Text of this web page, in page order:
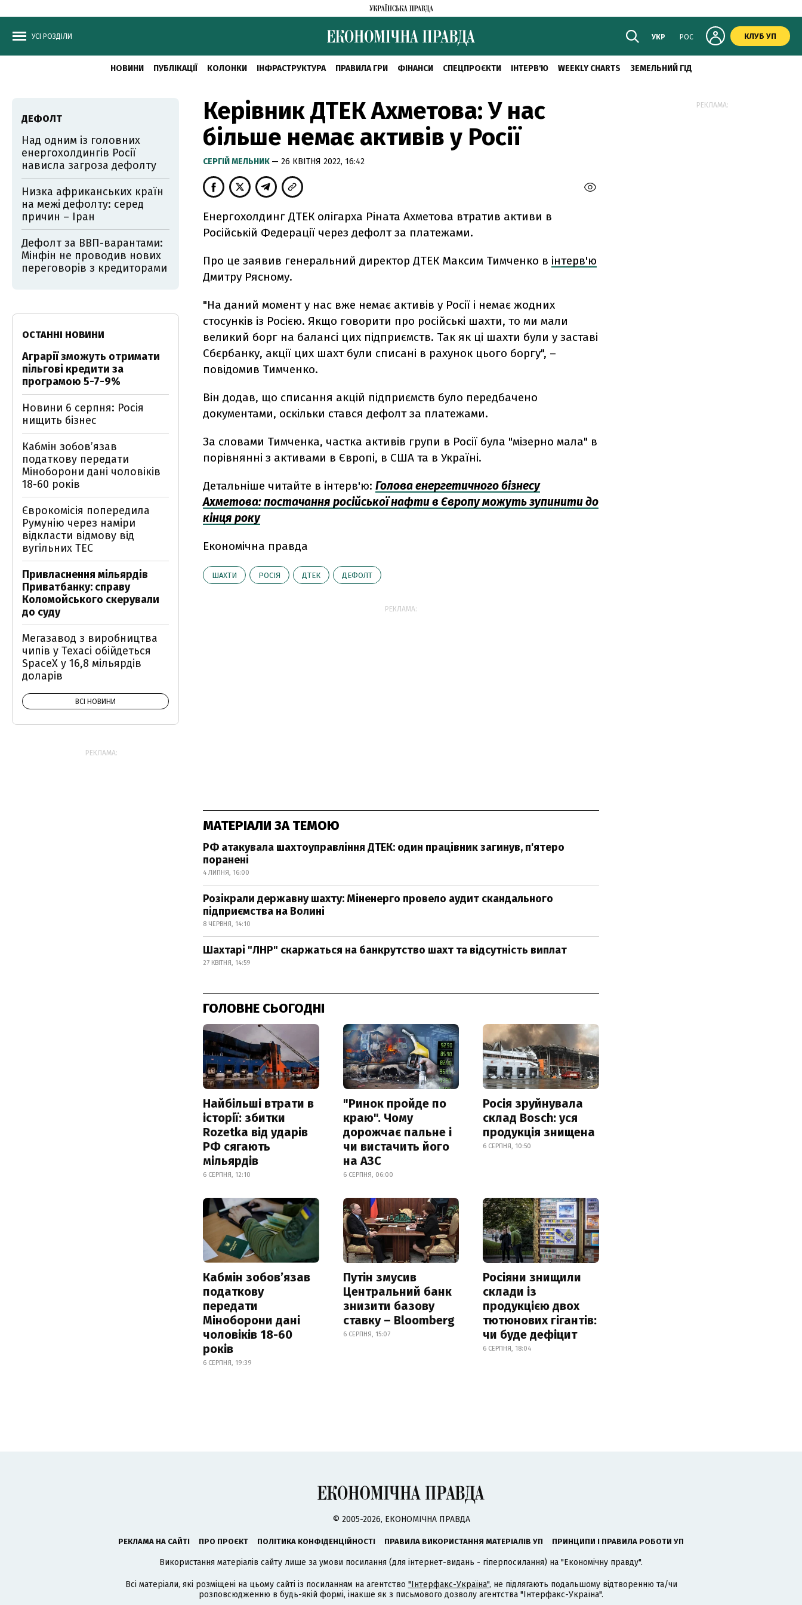
УСІ РОЗДІЛИ УКР РОС КЛУБ УП
НОВИНИ ПУБЛІКАЦІЇ КОЛОНКИ ІНФРАСТРУКТУРА ПРАВИЛА ГРИ ФІНАНСИ СПЕЦПРОЄКТИ ІНТЕРВ'Ю WEEKLY CHARTS ЗЕМЕЛЬНИЙ ГІД
Керівник ДТЕК Ахметова: У нас
більше немає активів у Росії
CЕРГІЙ МЕЛЬНИК — 26 КВІТНЯ 2022, 16:42
Енергохолдинг ДТЕК олігарха Ріната Ахметова втратив активи в
Російській Федерації через дефолт за платежами.
Про це заявив генеральний директор ДТЕК Максим Тимченко в інтерв'ю
Дмитру Рясному.
"На даний момент у нас вже немає активів у Росії і немає жодних
стосунків із Росією. Якщо говорити про російські шахти, то ми мали
великий борг на балансі цих підприємств. Так як ці шахти були у заставі
Сбєрбанку, акції цих шахт були списані в рахунок цього боргу", –
повідомив Тимченко.
Він додав, що списання акцій підприємств було передбачено
документами, оскільки стався дефолт за платежами.
За словами Тимченка, частка активів групи в Росії була "мізерно мала" в
порівнянні з активами в Європі, в США та в Україні.
Детальніше читайте в інтерв'ю: Голова енергетичного бізнесу
Ахметова: постачання російської нафти в Європу можуть зупинити до
кінця року
Економічна правда
ШАХТИ РОСІЯ ДТЕК ДЕФОЛТ
РЕКЛАМА:
МАТЕРІАЛИ ЗА ТЕМОЮ
РФ атакувала шахтоуправління ДТЕК: один працівник загинув, п'ятеро
поранені
4 ЛИПНЯ, 16:00
Розікрали державну шахту: Міненерго провело аудит скандального
підприємства на Волині
8 ЧЕРВНЯ, 14:10
Шахтарі "ЛНР" скаржаться на банкрутство шахт та відсутність виплат
27 КВІТНЯ, 14:59
ГОЛОВНЕ СЬОГОДНІ
Найбільші втрати в
історії: збитки
Rozetka від ударів
РФ сягають
мільярдів
6 СЕРПНЯ, 12:10
"Ринок пройде по
краю". Чому
дорожчає пальне і
чи вистачить його
на АЗС
6 СЕРПНЯ, 06:00
Росія зруйнувала
склад Bosch: уся
продукція знищена
6 СЕРПНЯ, 10:50
Кабмін зобовʼязав
податкову
передати
Міноборони дані
чоловіків 18-60
років
6 СЕРПНЯ, 19:39
Путін змусив
Центральний банк
знизити базову
ставку – Bloomberg
6 СЕРПНЯ, 15:07
Росіяни знищили
склади із
продукцією двох
тютюнових гігантів:
чи буде дефіцит
6 СЕРПНЯ, 18:04
ДЕФОЛТ
Над одним із головних
енергохолдингів Росії
нависла загроза дефолту
Низка африканських країн
на межі дефолту: серед
причин – Іран
Дефолт за ВВП-варантами:
Мінфін не проводив нових
переговорів з кредиторами
ОСТАННІ НОВИНИ
Аграрії зможуть отримати
пільгові кредити за
програмою 5-7-9%
Новини 6 серпня: Росія
нищить бізнес
Кабмін зобовʼязав
податкову передати
Міноборони дані чоловіків
18-60 років
Єврокомісія попередила
Румунію через наміри
відкласти відмову від
вугільних ТЕС
Привласнення мільярдів
Приватбанку: справу
Коломойського скерували
до суду
Мегазавод з виробництва
чипів у Техасі обійдеться
SpaceX у 16,8 мільярдів
доларів
ВСІ НОВИНИ
РЕКЛАМА:
РЕКЛАМА:
© 2005-2026, ЕКОНОМІЧНА ПРАВДА
РЕКЛАМА НА САЙТІ ПРО ПРОЄКТ ПОЛІТИКА КОНФІДЕНЦІЙНОСТІ ПРАВИЛА ВИКОРИСТАННЯ МАТЕРІАЛІВ УП ПРИНЦИПИ І ПРАВИЛА РОБОТИ УП
Використання матеріалів сайту лише за умови посилання (для інтернет-видань - гіперпосилання) на "Економічну правду".
Всі матеріали, які розміщені на цьому сайті із посиланням на агентство "Інтерфакс-Україна", не підлягають подальшому відтворенню та/чи
розповсюдженню в будь-якій формі, інакше як з письмового дозволу агентства "Інтерфакс-Україна".